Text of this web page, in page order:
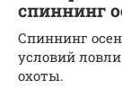
спиннинг
Спиннинг
условий
охоты.